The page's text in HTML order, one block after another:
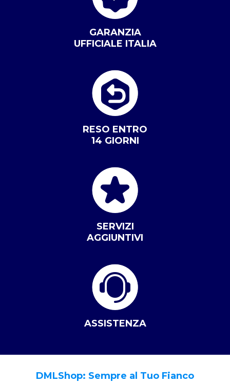
GARANZIA
UFFICIALE ITALIA
RESO ENTRO
14 GIORNI
SERVIZI
AGGIUNTIVI
ASSISTENZA
DMLShop: Sempre al Tuo Fianco